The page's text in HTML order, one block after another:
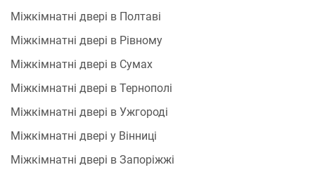
Міжкімнатні двері в Полтаві
Міжкімнатні двері в Рівному
Міжкімнатні двері в Сумах
Міжкімнатні двері в Тернополі
Міжкімнатні двері в Ужгороді
Міжкімнатні двері у Вінниці
Міжкімнатні двері в Запоріжжі